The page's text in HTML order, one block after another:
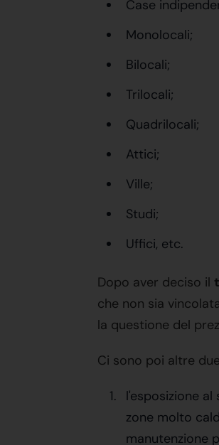
Case
Monolocali;
Bilocali;
Trilocali;
Quadrilocali;
Attici;
Ville;
Studi;
Uffici, etc.
Dopo aver deciso il
che non sia
la questione del
Ci sono poi altre
l'esposizione
zone molto
manutenzione